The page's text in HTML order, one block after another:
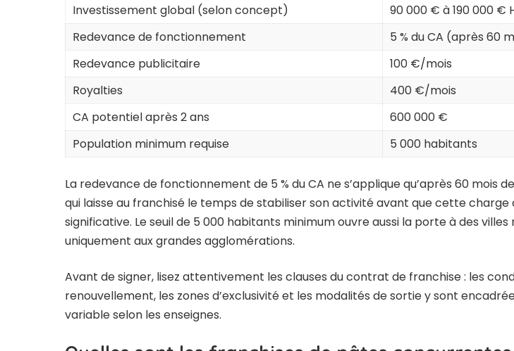
Investissement global (selon concept)
90 000 € à 190 000 €
Redevance de fonctionnement
5 % du CA (après 60
Redevance publicitaire
100 €/mois
Royalties
400 €/mois
CA potentiel après 2 ans
600 000 €
Population minimum requise
5 000 habitants
La redevance de fonctionnement de 5 % du CA ne s’applique qu’après 60 mois
qui laisse au franchisé le temps de stabiliser son activité avant que cette charge
significative. Le seuil de 5 000 habitants minimum ouvre aussi la porte à des villes
uniquement aux grandes agglomérations.
Avant de signer, lisez attentivement les clauses du contrat de franchise: les
renouvellement, les zones d’exclusivité et les modalités de sortie y sont
variable selon les enseignes.